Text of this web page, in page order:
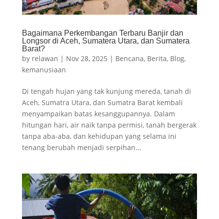
Bagaimana Perkembangan Terbaru Banjir dan
Longsor di Aceh, Sumatera Utara, dan Sumatera
Barat?
by relawan | Nov 28, 2025 | Bencana, Berita, Blog,
kemanusiaan
Di tengah hujan yang tak kunjung mereda, tanah di
Aceh, Sumatra Utara, dan Sumatra Barat kembali
menyampaikan batas kesanggupannya. Dalam
hitungan hari, air naik tanpa permisi, tanah bergerak
tanpa aba-aba, dan kehidupan yang selama ini
tenang berubah menjadi serpihan...